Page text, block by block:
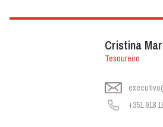
Cristina
Tesoureiro
+351 918